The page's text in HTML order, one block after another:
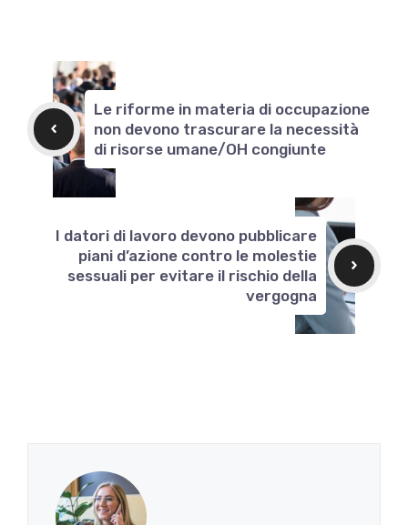
Le riforme in materia di occupazione
non devono trascurare la necessità
di risorse umane/OH congiunte
I datori di lavoro devono pubblicare
piani d’azione contro le molestie
sessuali per evitare il rischio della
vergogna